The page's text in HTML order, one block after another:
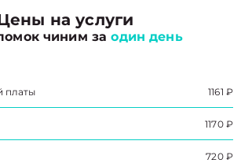
на услуги
чиним заодин день
платы 1161 ₽
1170 ₽
720 ₽